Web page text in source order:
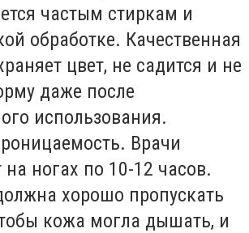
частым стиркам и
обработке. Качественная
цвет, не садится и не
даже после
использования.
Врачи
на ногах по 10-12 часов.
хорошо пропускать
кожа могла дышать, и